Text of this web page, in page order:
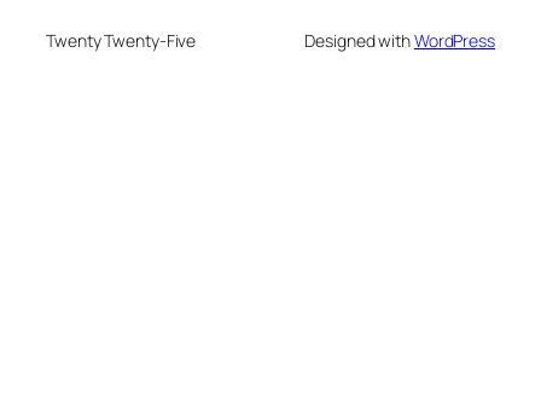
Twenty Twenty-Five Designed withWordPress